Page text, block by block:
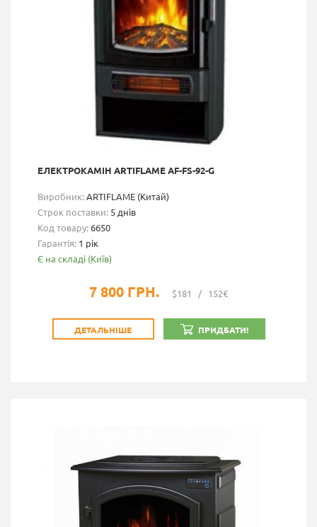
ЕЛЕКТРОКАМІН ARTIFLAME AF-FS-92-G
Виробник:ARTIFLAME (Китай)
Строк поставки: 5 днів
Код товару:6650
Гарантія: 1 рік
Є на складі (Київ)
7 800 ГРН. $181 / 152€
ДЕТАЛЬНІШЕ ПРИДБАТИ!